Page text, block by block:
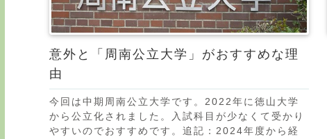
意外と「周南公立大学」がおすすめな理
由
今回は中期周南公立大学です。2022年に徳山大学
から公立化されました。入試科目が少なくて受かり
やすいのでおすすめです。追記：2024年度から経